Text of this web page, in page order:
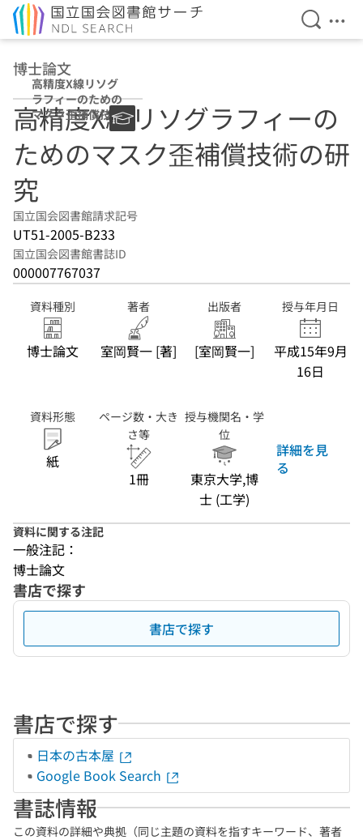
検索を
メ
博士論文
高精度X線リソグ
ラフィーのための
マスク歪補償技術
の研究
高精度X線リソグラフィーの
ためのマスク歪補償技術の研
究
国立国会図書館請求記号
UT51-2005-B233
国立国会図書館書誌ID
000007767037
資料種別
博士論文
著者
室岡賢一 [著]
出版者
[室岡賢一]
授与年月日
平成15年9月
16日
資料形態
紙
ページ数・大き
さ等
1冊
授与機関名・学
位
東京大学,博
士 (工学)
詳細を見
る
資料に関する注記
一般注記：
博士論文
書店で探す
書店で探す
書店で探す
日本の古本屋
Google Book Search
書誌情報
この資料の詳細や典拠（同じ主題の資料を指すキーワード、著者